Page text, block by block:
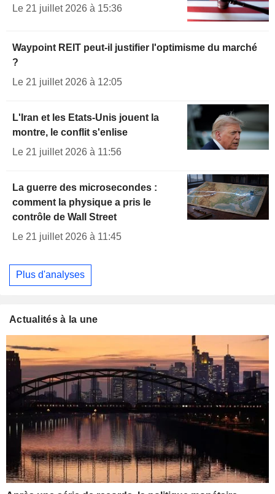
Le 21 juillet 2026 à 15:36
Waypoint REIT peut-il justifier l'optimisme du marché
?
Le 21 juillet 2026 à 12:05
L'Iran et les Etats-Unis jouent la
montre, le conflit s'enlise
Le 21 juillet 2026 à 11:56
La guerre des microsecondes :
comment la physique a pris le
contrôle de Wall Street
Le 21 juillet 2026 à 11:45
Plus d'analyses
Actualités à la une